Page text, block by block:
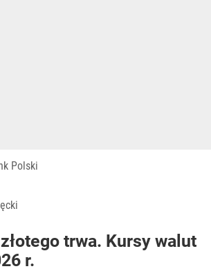
Polski
trwa. Kursy walut
r.